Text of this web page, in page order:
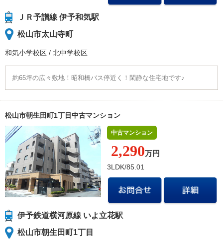
ＪＲ予讃線 伊予和気駅
松山市太山寺町
和気小学校区 / 北中学校区
約65坪の広々敷地！昭和橋バス停近く！閑静な住宅地です♪
松山市朝生田町1丁目中古マンション
中古マンション
2,290万円
3LDK/85.01
伊予鉄道横河原線 いよ立花駅
松山市朝生田町1丁目